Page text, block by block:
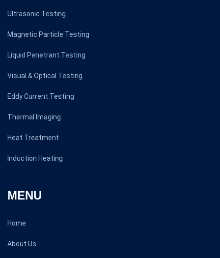
Ultrasonic Testing
Magnetic Particle Testing
Liquid Penetrant Testing
Visual & Optical Testing
Eddy Current Testing
Thermal Imaging
Heat Treatment
Induction Heating
MENU
Home
About Us